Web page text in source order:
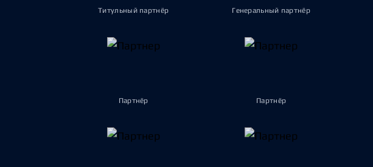
Титульный партнёр Генеральный партнёр
Партнёр Партнёр